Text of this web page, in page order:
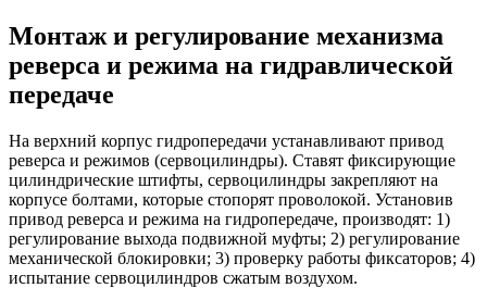
Монтаж и регулирование механизма
реверса и режима на гидравлической
передаче
На верхний корпус гидропередачи устанавливают привод
реверса и режимов (сервоцилиндры). Ставят фиксирующие
цилиндрические штифты, сервоцилиндры закрепляют на
корпусе болтами, которые стопорят проволокой. Установив
привод реверса и режима на гидропередаче, производят: 1)
регулирование выхода подвижной муфты; 2) регулирование
механической блокировки; 3) проверку работы фиксаторов; 4)
испытание сервоцилиндров сжатым воздухом.